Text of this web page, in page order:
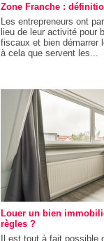
Zone Franche :
Les entrepreneurs ont
lieu de leur activité pour
fiscaux et bien démarrer
à cela que servent les...
Louer un bien
règles ?
Il est tout à fait possible